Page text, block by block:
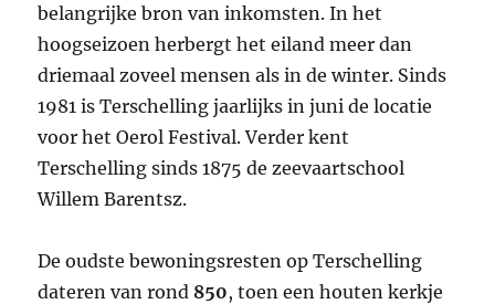
belangrijke bron van inkomsten. In het
hoogseizoen herbergt het eiland meer dan
driemaal zoveel mensen als in de winter. Sinds
1981 is Terschelling jaarlijks in juni de locatie
voor het Oerol Festival. Verder kent
Terschelling sinds 1875 de zeevaartschool
Willem Barentsz.
De oudste bewoningsresten op Terschelling
dateren van rond 850, toen een houten kerkje